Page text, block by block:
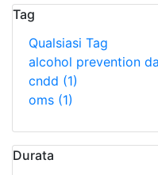
Tag
Qualsiasi Tag
alcohol prevention
cndd (1)
oms (1)
Durata